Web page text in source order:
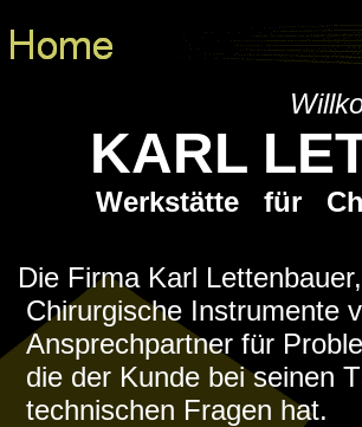
KARL
Werkstätte für
Die Firma Karl
Chirurgische Instrumente
Ansprechpartner für
die der Kunde bei seinen
technischen Fragen hat.